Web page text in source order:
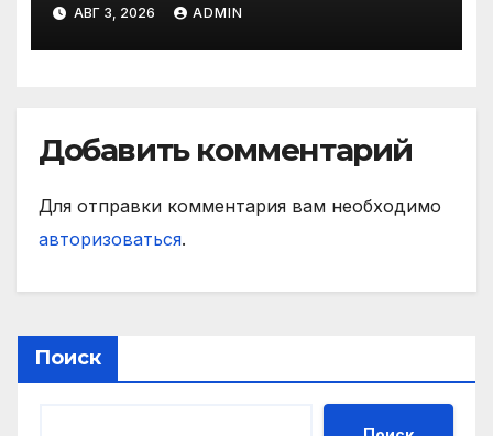
АВГ 3, 2026 ADMIN
Добавить комментарий
Для отправки комментария вам необходимо
авторизоваться.
Поиск